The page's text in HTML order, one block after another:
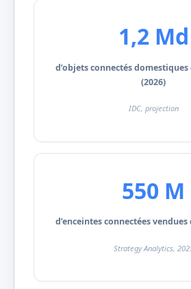
1,2 Md
d’objets connectés
(2026)
IDC, projection
550 M
d’enceintes connectées
Strategy Analytics,